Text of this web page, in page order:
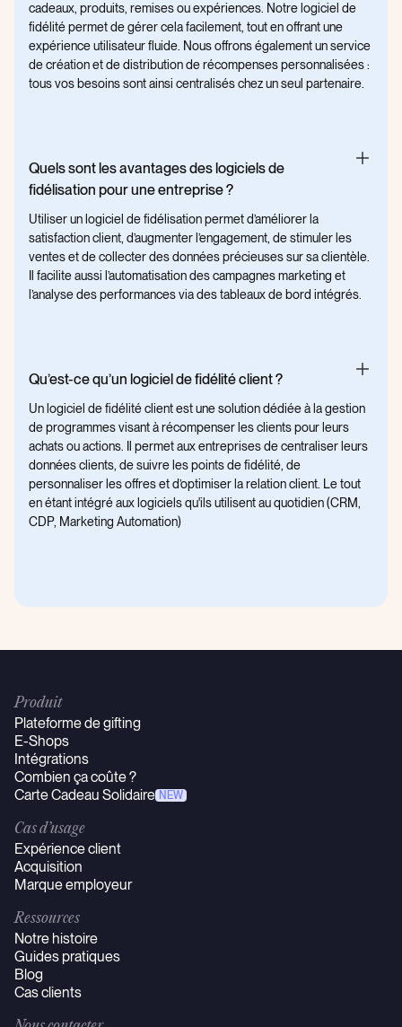
cadeaux, produits, remises ou expériences. Notre logiciel de
fidélité permet de gérer cela facilement, tout en offrant une
expérience utilisateur fluide. Nous offrons également un service
de création et de distribution de récompenses personnalisées :
tous vos besoins sont ainsi centralisés chez un seul partenaire.
Quels sont les avantages des logiciels de
fidélisation pour une entreprise ?
Utiliser un logiciel de fidélisation permet d’améliorer la
satisfaction client, d’augmenter l’engagement, de stimuler les
ventes et de collecter des données précieuses sur sa clientèle.
Il facilite aussi l’automatisation des campagnes marketing et
l’analyse des performances via des tableaux de bord intégrés.
Qu’est-ce qu’un logiciel de fidélité client ?
Un logiciel de fidélité client est une solution dédiée à la gestion
de programmes visant à récompenser les clients pour leurs
achats ou actions. Il permet aux entreprises de centraliser leurs
données clients, de suivre les points de fidélité, de
personnaliser les offres et d’optimiser la relation client. Le tout
en étant intégré aux logiciels qu'ils utilisent au quotidien (CRM,
CDP, Marketing Automation)
Produit
Plateforme de gifting
E-Shops
Intégrations
Combien ça coûte ?
Carte Cadeau Solidaire NEW
Cas d’usage
Expérience client
Acquisition
Marque employeur
Ressources
Notre histoire
Guides pratiques
Blog
Cas clients